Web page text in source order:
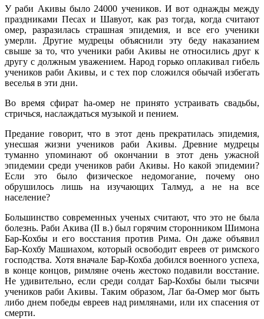
У раби Акивы было 24000 учеников. И вот однажды между
праздниками Песах и Шавуот, как раз тогда, когда считают
омер, разразилась страшная эпидемия, и все его ученики
умерли. Другие мудрецы объяснили эту беду наказанием
свыше за то, что ученики раби Акивы не относились друг к
другу с должным уважением. Народ горько оплакивал гибель
учеников раби Акивы, и с тех пор сложился обычай избегать
веселья в эти дни.
Во время сфират hа-омер не принято устраивать свадьбы,
стричься, наслаждаться музыкой и пением.
Предание говорит, что в этот день прекратилась эпидемия,
унесшая жизни учеников раби Акивы. Древние мудрецы
туманно упоминают об окончании в этот день ужасной
эпидемии среди учеников раби Акивы. Но какой эпидемии?
Если это было физическое недомогание, почему оно
обрушилось лишь на изучающих Талмуд, а не на все
население?
Большинство современных ученых считают, что это не была
болезнь. Раби Акива (II в.) был горячим сторонником Шимона
Бар-Кохбы и его восстания против Рима. Он даже объявил
Бар-Кохбу Машиахом, который освободит евреев от римского
господства. Хотя вначале Бар-Кохба добился военного успеха,
в конце концов, римляне очень жестоко подавили восстание.
Не удивительно, если среди солдат Бар-Кохбы были тысячи
учеников раби Акивы. Таким образом, Лаг ба-Омер мог быть
либо днем победы евреев над римлянами, или их спасения от
смерти.